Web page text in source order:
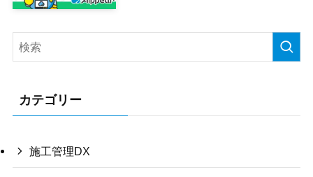
カテゴリー
施工管理DX